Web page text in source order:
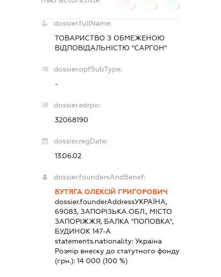
dossier.fullName:
ТОВАРИСТВО З ОБМЕЖЕНОЮ
ВІДПОВІДАЛЬНІСТЮ "САРГОН"
dossier.opfSubType:
-
dossier.edrpo:
32068190
dossier.regDate:
13.06.02
dossier.foundersAndBenef:
БУТЯГА ОЛЕКСІЙ ГРИГОРОВИЧ
dossier.founderAddressУКРАЇНА,
69083, ЗАПОРІЗЬКА ОБЛ., МІСТО
ЗАПОРІЖЖЯ, БАЛКА "ПОПОВКА",
БУДИНОК 147-А
statements.nationality:Україна
Розмір внеску до статутного фонду
(грн.):14 000 (100 %)